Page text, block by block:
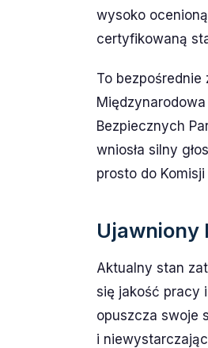
wysoko
certyfikowaną
To
Bezpiecznych
wniosła silny
prosto do
Ujawniony
Aktualny stan
się jakość pracy
opuszcza swoje
i